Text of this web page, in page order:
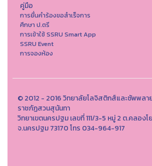
คู่มือ
การยื่นคำร้องขอสำเร็จการ
ศึกษา ป.ตรี
การเข้าใช้ SSRU Smart App
SSRU Event
การจองห้อง
© 2012 - 2016 วิทยาลัยโลจิสติกส์และซัพพลา
ราชภัฏสวนสุนันทา
วิทยาเขตนครปฐม เลขที่ 111/3-5 หมู่ 2 ต.คลอ
จ.นครปฐม 73170 โทร 034-964-917